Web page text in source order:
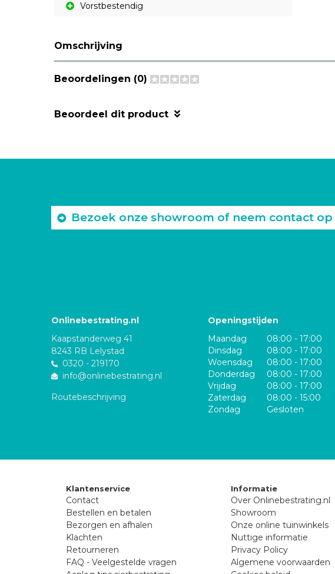
Vorstbestendig
Omschrijving
Beoordelingen (0)
Beoordeel dit product
Bezoek onze showroom of neem contact
Onlinebestrating.nl
Kaapstanderweg 41
8243 RB Lelystad
0320 - 219170
info@onlinebestrating.nl
Routebeschrijving
Openingstijden
Maandag
08:00 - 17:00
Dinsdag
08:00 - 17:00
Woensdag
08:00 - 17:00
Donderdag
08:00 - 17:00
Vrijdag
08:00 - 17:00
Zaterdag
08:00 - 15:00
Zondag
Gesloten
Klantenservice
Contact
Bestellen en betalen
Bezorgen en afhalen
Klachten
Retourneren
FAQ - Veelgestelde vragen
Informatie
Over Onlinebestrating.nl
Showroom
Onze online tuinwinkels
Nuttige informatie
Privacy Policy
Algemene voorwaarden